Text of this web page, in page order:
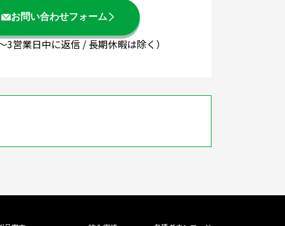
お問い合わせフォーム
～3営業日中に返信 / 長期休暇は除く）